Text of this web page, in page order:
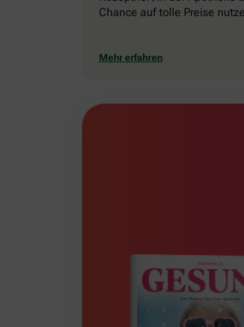
Chance auf tolle Preise
Mehr erfahren